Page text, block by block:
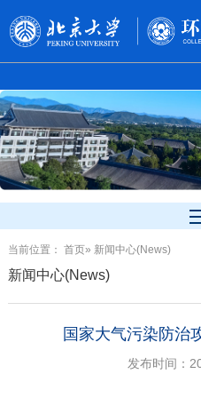
当前位置： 首页» 新闻中心(News)
新闻中心(News)
国家大气污染防治
发布时间：